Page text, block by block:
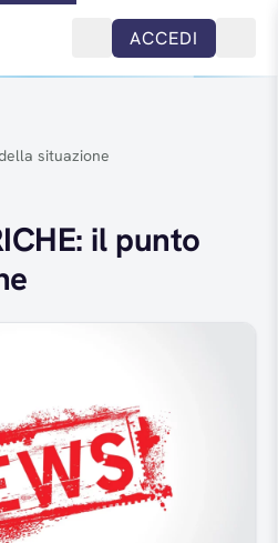
ACCEDI
situazione
il punto